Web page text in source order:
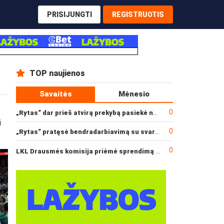
PRISIJUNGTI REGISTRUOTIS
TOP naujienos
Savaitės Mėnesio
0
„Rytas“ pratęsė bendradarbiavimą su svarbiu rėmėju 0
0